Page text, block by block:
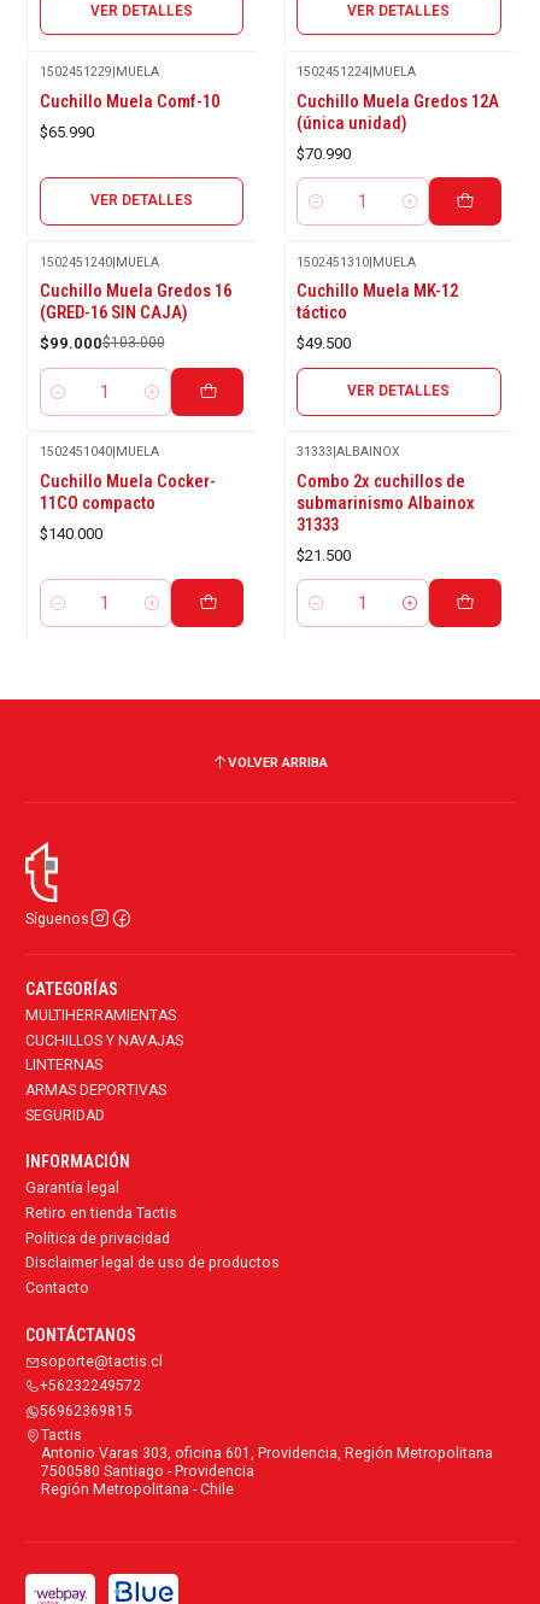
VER DETALLES VER DETALLES
1502451229|MUELA
Cuchillo Muela Comf-10
$65.990
VER DETALLES
1502451224|MUELA
Cuchillo Muela Gredos 12A
(única unidad)
$70.990
Cantidad
-4%
OFF
1502451240|MUELA
Cuchillo Muela Gredos 16
(GRED-16 SIN CAJA)
$99.000$103.000
Cantidad
1502451310|MUELA
Cuchillo Muela MK-12
táctico
$49.500
VER DETALLES
1502451040| MUELA
Cuchillo Muela Cocker-
11CO compacto
$140.000
Cantidad
31333 ALBAINOX
Combo 2x cuchillos de
submarinismo Albainox
31333
$21.500
Cantidad
VOLVER ARRIBA
Síguenos
CATEGORÍAS
MULTIHERRAMIENTAS
CUCHILLOS Y NAVAJAS
LINTERNAS
ARMAS DEPORTIVAS
SEGURIDAD
INFORMACIÓN
Garantía legal
Retiro en tienda Tactis
Política de privacidad
Disclaimer legal de uso de productos
Contacto
CONTÁCTANOS
soporte@tactis.cl
+56232249572
56962369815
Tactis
Antonio Varas 303, oficina 601, Providencia, Región Metropolitana
7500580 Santiago - Providencia
Región Metropolitana - Chile